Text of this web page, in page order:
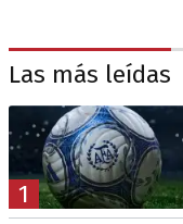
Las más leídas
1